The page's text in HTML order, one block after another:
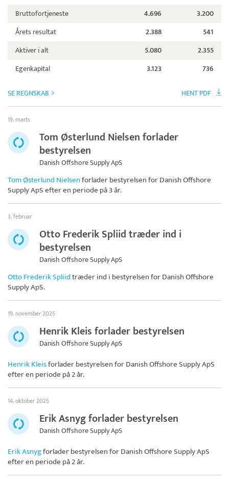
Bruttofortjeneste 4.696
3.200
Årets resultat
2.388
541
Aktiver i alt
5.080
2.355
Egenkapital
3.123 736
SE REGNSKAB HENT PDF
19. marts
Tom Østerlund Nielsen forlader
bestyrelsen
Danish Offshore Supply ApS
Tom Østerlund Nielsenforlader bestyrelsen forDanish Offshore
Supply ApSefter en periode på 3 år.
3. februar
Otto Frederik Spliid træder ind i
bestyrelsen
Danish Offshore Supply ApS
Otto Frederik Spliidtræder ind i bestyrelsen forDanish Offshore
Supply ApS.
19. november 2025
Henrik Kleis forlader bestyrelsen
Danish Offshore Supply ApS
Henrik Kleisforlader bestyrelsen forDanish Offshore Supply ApS
efter en periode på 2 år.
14. oktober 2025
Erik Asnyg forlader bestyrelsen
Danish Offshore Supply ApS
Erik Asnygforlader bestyrelsen forDanish Offshore Supply ApS
efter en periode på 2 år.